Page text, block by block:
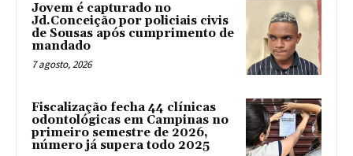
Jovem é capturado no
Jd.Conceição por policiais civis
de Sousas após cumprimento de
mandado
7 agosto, 2026
Fiscalização fecha 44 clínicas
odontológicas em Campinas no
primeiro semestre de 2026,
número já supera todo 2025